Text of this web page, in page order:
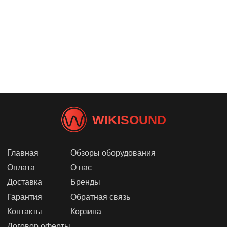
WIKISOUND
Главная
Оплата
Доставка
Гарантия
Контакты
Обзоры оборудования
О нас
Бренды
Обратная связь
Корзина